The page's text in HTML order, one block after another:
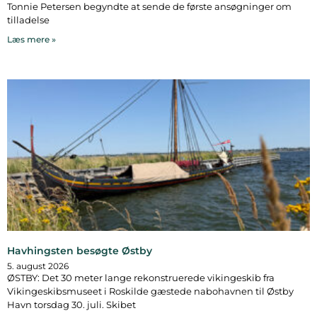
Tonnie Petersen begyndte at sende de første ansøgninger om
tilladelse
Læs mere »
Havhingsten besøgte Østby
5. august 2026
ØSTBY: Det 30 meter lange rekonstruerede vikingeskib fra
Vikingeskibsmuseet i Roskilde gæstede nabohavnen til Østby
Havn torsdag 30. juli. Skibet